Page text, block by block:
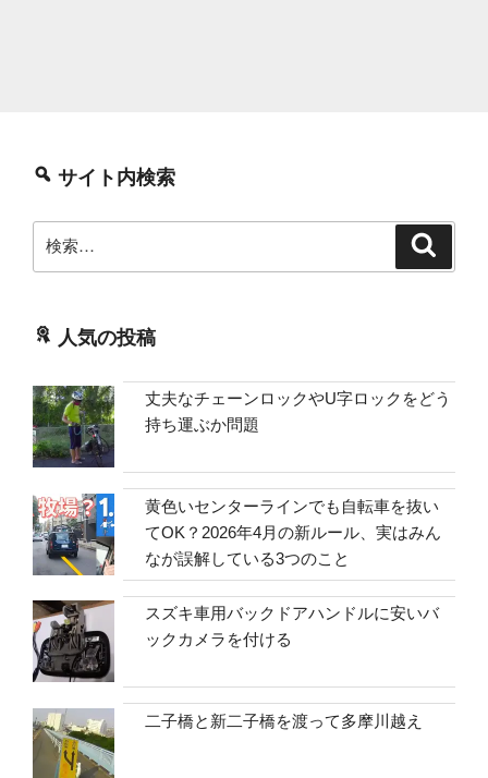
サイト内検索
索:
人気の投稿
丈夫なチェーンロックやU字ロックをどう
持ち運ぶか問題
黄色いセンターラインでも自転車を抜い
てOK？2026年4月の新ルール、実はみん
なが誤解している3つのこと
スズキ車用バックドアハンドルに安いバ
ックカメラを付ける
二子橋と新二子橋を渡って多摩川越え